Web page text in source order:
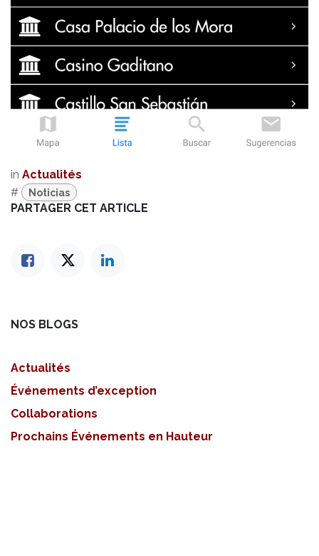
in Actualités
#
Noticias
PARTAGER CET ARTICLE
NOS BLOGS
Actualités
Événements d’exception
Collaborations
Prochains Événements en Hauteur